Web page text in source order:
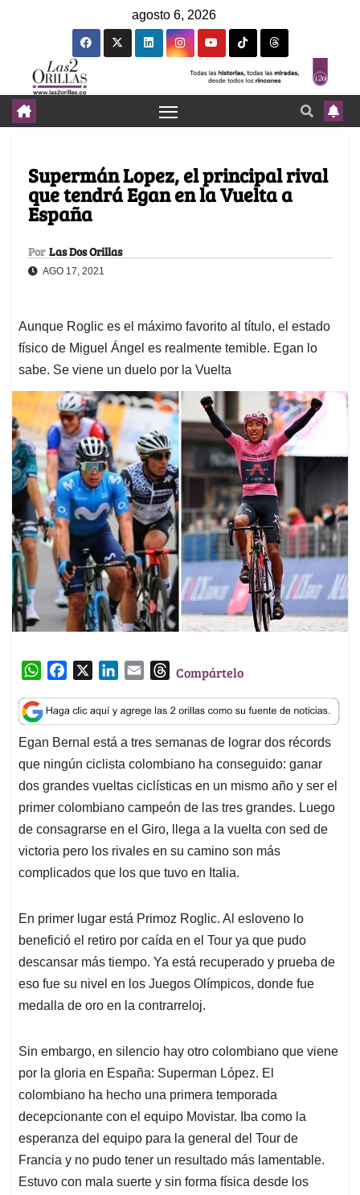
agosto 6, 2026
Supermán Lopez, el principal rival
que tendrá Egan en la Vuelta a
España
Por Las Dos Orillas
AGO 17, 2021
Aunque Roglic es el máximo favorito al título, el estado
físico de Miguel Ángel es realmente temible. Egan lo
sabe. Se viene un duelo por la Vuelta
W
a
t
s
A
p
p
c
e
b
o
o
k
n
k
e
d
I
n
a
i
l
T
r
e
a
d
s
Compártelo
Egan Bernal está a tres semanas de lograr dos récords
que ningún ciclista colombiano ha conseguido: ganar
dos grandes vueltas ciclísticas en un mismo año y ser el
primer colombiano campeón de las tres grandes. Luego
de consagrarse en el Giro, llega a la vuelta con sed de
victoria pero los rivales en su camino son más
complicados que los que tuvo en Italia.
En primer lugar está Primoz Roglic. Al esloveno lo
benefició el retiro por caída en el Tour ya que pudo
descansar más tiempo. Ya está recuperado y prueba de
eso fue su nivel en los Juegos Olímpicos, donde fue
medalla de oro en la contrarreloj.
Sin embargo, en silencio hay otro colombiano que viene
por la gloria en España: Superman López. El
colombiano ha hecho una primera temporada
decepcionante con el equipo Movistar. Iba como la
esperanza del equipo para la general del Tour de
Francia y no pudo tener un resultado más lamentable.
Estuvo con mala suerte y sin forma física desde los